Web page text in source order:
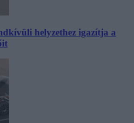
helyzethez igazítja a